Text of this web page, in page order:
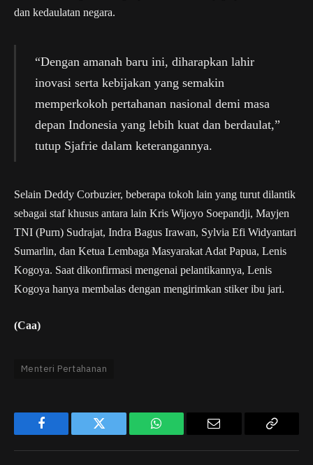
dan kedaulatan negara.
“Dengan amanah baru ini, diharapkan lahir
inovasi serta kebijakan yang semakin
memperkokoh pertahanan nasional demi masa
depan Indonesia yang lebih kuat dan berdaulat,”
tutup Sjafrie dalam keterangannya.
Selain Deddy Corbuzier, beberapa tokoh lain yang turut dilantik
sebagai staf khusus antara lain Kris Wijoyo Soepandji, Mayjen
TNI (Purn) Sudrajat, Indra Bagus Irawan, Sylvia Efi Widyantari
Sumarlin, dan Ketua Lembaga Masyarakat Adat Papua, Lenis
Kogoya. Saat dikonfirmasi mengenai pelantikannya, Lenis
Kogoya hanya membalas dengan mengirimkan stiker ibu jari.
(Caa)
Menteri Pertahanan
Facebook Twitter WhatsApp